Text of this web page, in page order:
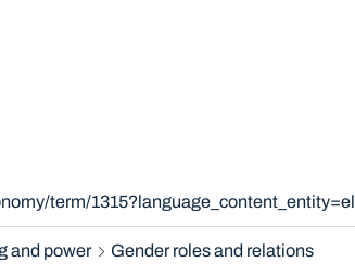
term/1315?language_content_entity=el
and power Gender roles and relations